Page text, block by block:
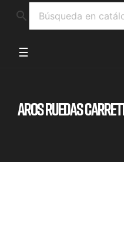
search
Navegación de palanca
☰
AROS RUEDAS